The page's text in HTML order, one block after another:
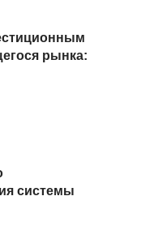
рынка:
системы